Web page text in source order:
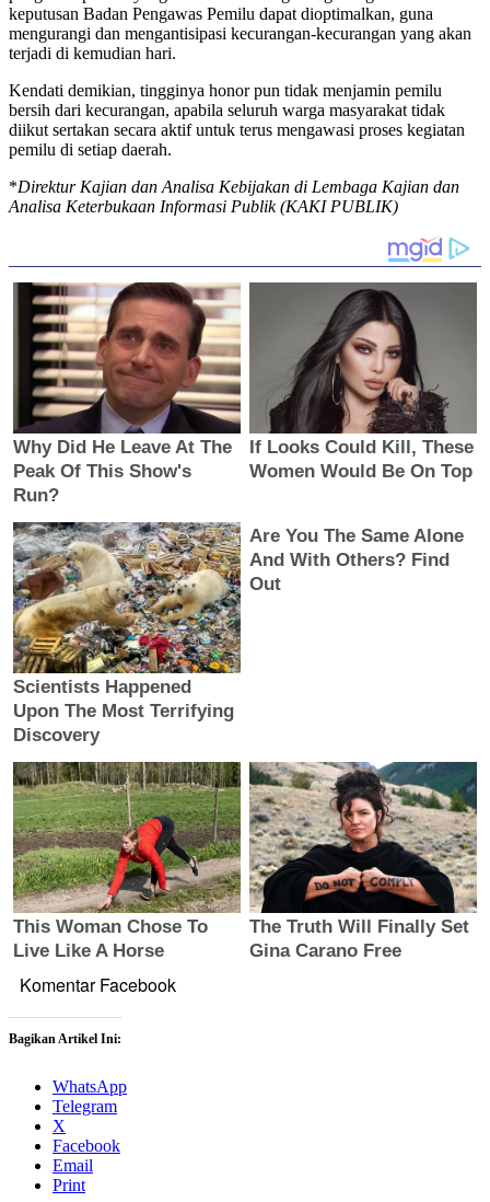
keputusan Badan Pengawas Pemilu dapat dioptimalkan, guna
mengurangi dan mengantisipasi kecurangan-kecurangan yang akan
terjadi di kemudian hari.
Kendati demikian, tingginya honor pun tidak menjamin pemilu
bersih dari kecurangan, apabila seluruh warga masyarakat tidak
diikut sertakan secara aktif untuk terus mengawasi proses kegiatan
pemilu di setiap daerah.
*Direktur Kajian dan Analisa Kebijakan di Lembaga Kajian dan
Analisa Keterbukaan Informasi Publik (KAKI PUBLIK)
Komentar Facebook
Bagikan Artikel Ini:
WhatsApp
Telegram
X
Facebook
Email
Print